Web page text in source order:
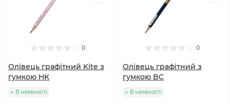
0
Олівець графітний Kite з
гумкою HK
В наявності
0
Олівець графітний з
гумкою BC
В наявності